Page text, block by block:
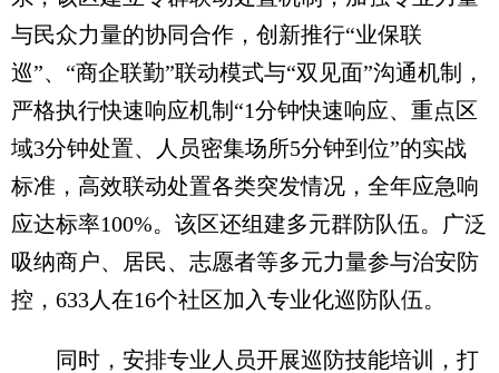
与民众力量的协同合作，创新推行“业保联
巡”、“商企联勤”联动模式与“双见面”沟通机制，
严格执行快速响应机制“1分钟快速响应、重点区
域3分钟处置、人员密集场所5分钟到位”的实战
标准，高效联动处置各类突发情况，全年应急响
应达标率100%。该区还组建多元群防队伍。广泛
吸纳商户、居民、志愿者等多元力量参与治安防
控，633人在16个社区加入专业化巡防队伍。
同时，安排专业人员开展巡防技能培训，打